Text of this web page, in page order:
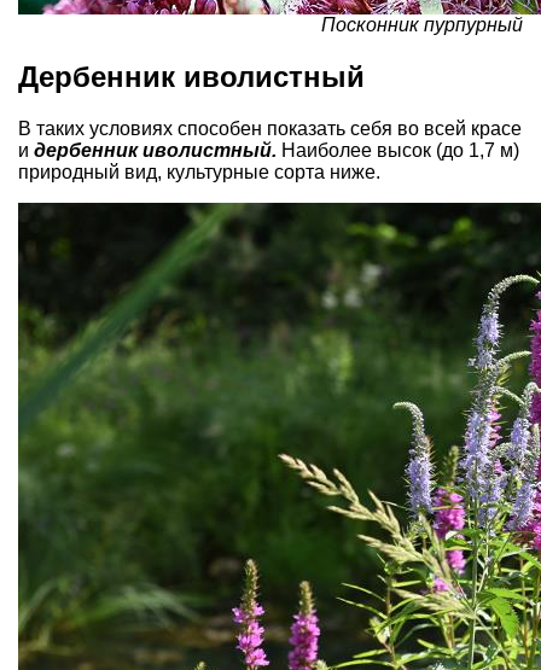
Посконник пурпурный
Дербенник иволистный
В таких условиях способен показать себя во всей красе
и дербенник иволистный. Наиболее высок (до 1,7 м)
природный вид, культурные сорта ниже.